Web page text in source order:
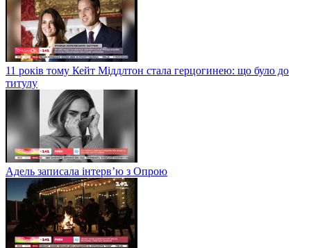
11 років тому Кейт Міддлтон стала герцогинею: що було до
титулу
Адель записала інтерв’ю з Опрою